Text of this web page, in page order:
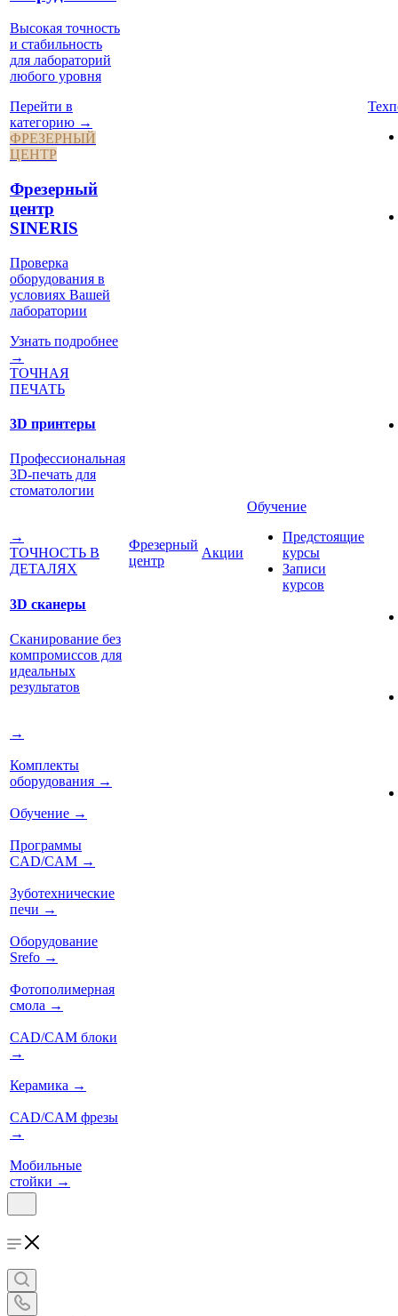
Высокая точность
и стабильность
для лабораторий
любого уровня
Перейти в
категорию →
ФРЕЗЕРНЫЙ
ЦЕНТР
Фрезерный
центр
SINERIS
Проверка
оборудования в
условиях Вашей
лаборатории
Узнать подробнее
→
ТОЧНАЯ
ПЕЧАТЬ
3D принтеры
Профессиональная
3D-печать для
стоматологии
→
ТОЧНОСТЬ В
ДЕТАЛЯХ
3D сканеры
Сканирование без
компромиссов для
идеальных
результатов
→
Комплекты
оборудования →
Обучение →
Программы
CAD/CAM →
Зуботехнические
печи →
Оборудование
Srefo →
Фотополимерная
смола →
CAD/CAM блоки
→
Керамика →
CAD/CAM фрезы
→
Мобильные
стойки →
Фрезерный
центр
Акции
Обучение
Предстоящие
курсы
Записи
курсов